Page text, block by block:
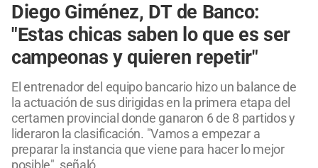
Diego Giménez, DT de Banco:
"Estas chicas saben lo que es ser
campeonas y quieren repetir"
El entrenador del equipo bancario hizo un balance de
la actuación de sus dirigidas en la primera etapa del
certamen provincial donde ganaron 6 de 8 partidos y
lideraron la clasificación. "Vamos a empezar a
preparar la instancia que viene para hacer lo mejor
posible", señaló.